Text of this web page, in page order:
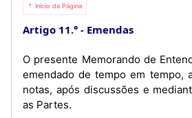
⇡ Início da Página
Artigo 11.° Emendas
O presente Memorando de
emendado de tempo em tempo,
notas, após discussões e
as Partes.